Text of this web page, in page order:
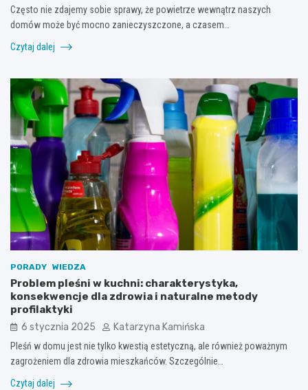
Często nie zdajemy sobie sprawy, że powietrze wewnątrz naszych
domów może być mocno zanieczyszczone, a czasem…
Czytaj dalej
PORADY WIEDZA
Problem pleśni w kuchni: charakterystyka,
konsekwencje dla zdrowia i naturalne metody
profilaktyki
6 stycznia 2025 Katarzyna Kamińska
Pleśń w domu jest nie tylko kwestią estetyczną, ale również poważnym
zagrożeniem dla zdrowia mieszkańców. Szczególnie…
Czytaj dalej